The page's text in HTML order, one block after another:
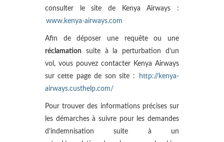
consulter le site de Kenya Airways :
www.kenya-airways.com
Afin de déposer une requête ou une
réclamation suite à la perturbation d’un
vol, vous pouvez contacter Kenya Airways
sur cette page de son site :
http://kenya-
airways.custhelp.com/
Pour trouver des informations précises sur
les démarches à suivre pour les demandes
d’indemnisation suite à un